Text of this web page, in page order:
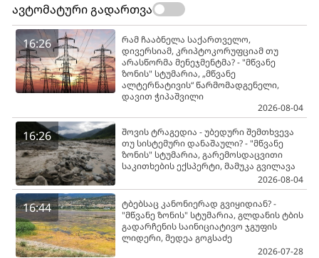
ავტომატური გადართვა
16:26
რამ ჩააბნელა საქართველო,
დივერსიამ, კრიპტოკორუფციამ თუ
არასწორმა მენეჯმენტმა? - "მწვანე
ზონის" სტუმარია, „მწვანე
ალტერნატივის“ წარმომადგენელი,
დავით ჭიპაშვილი
2026-08-04
16:26
შოვის ტრაგედია - უბედური შემთხვევა
თუ სისტემური დანაშაული? - "მწვანე
ზონის" სტუმარია, გარემოსდაცვითი
საკითხების ექსპერტი, მამუკა გვილავა
2026-08-04
16:44
ტბებსაც კანონიერად გვიყიდიან? -
"მწვანე ზონის" სტუმარია, გლდანის ტბის
გადარჩენის საინიციატივო ჯგუფის
ლიდერი, მედეა გოგსაძე
2026-07-28